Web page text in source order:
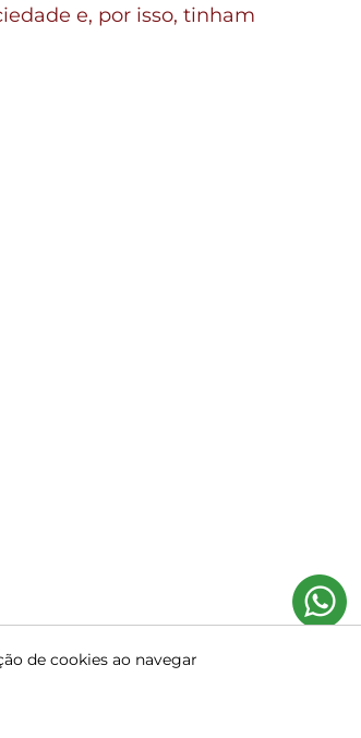
e, por isso, tinham
de cookies ao navegar